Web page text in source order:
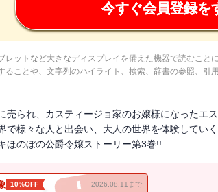
今すぐ会員登録を
ットなど大きなディスプレイを備えた機器で読むことに
ることや、文字列のハイライト、検索、辞書の参照、引
売られ、カスティージョ家のお嬢様になったエ
で様々な人と出会い、大人の世界を体験してい
ほのぼの公爵令嬢ストーリー第3巻!!
10%OFF 2026.08.11まで